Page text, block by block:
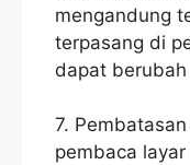
mengandung
terpasang di
dapat
7.
pembaca